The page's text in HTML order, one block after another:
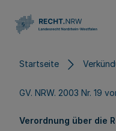
Startseite
GV. NRW. 2003 Nr. 19
Verordnung über die